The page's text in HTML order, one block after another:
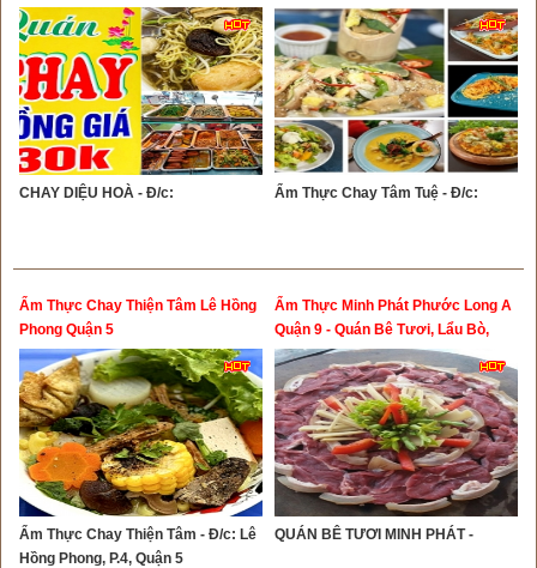
CHAY DIỆU HOÀ - Đ/c: Ẩm Thực Chay Tâm Tuệ - Đ/c:
Ẩm Thực Chay Thiện Tâm Lê Hồng
Phong Quận 5
Ẩm Thực Chay Thiện Tâm - Đ/c: Lê
Hồng Phong, P.4, Quận 5
Ẩm Thực Minh Phát Phước Long A
Quận 9 - Quán Bê Tươi, Lẩu Bò,
Heo Tộc Ngon Quận 9
QUÁN BÊ TƯƠI MINH PHÁT -